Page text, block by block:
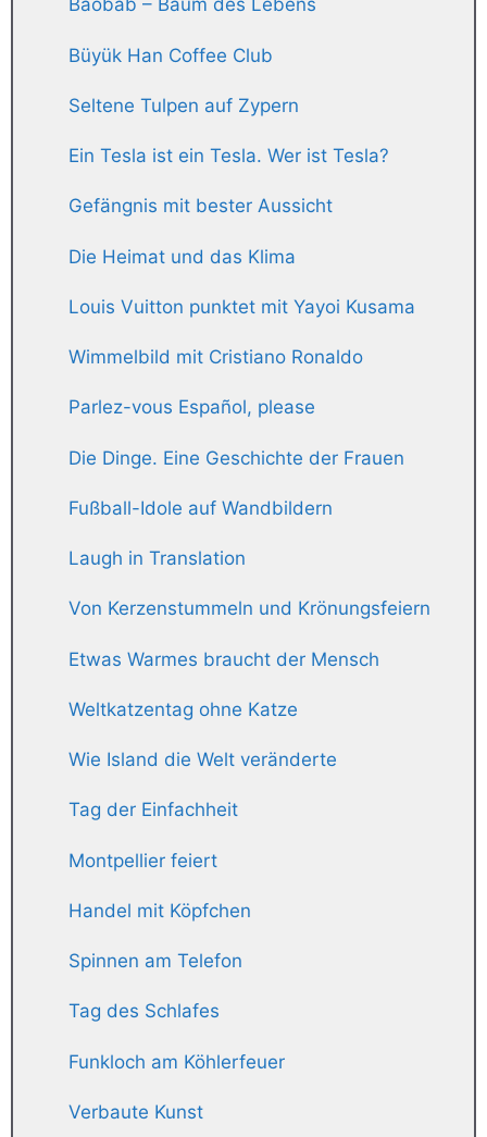
Baobab – Baum des Lebens
Büyük Han Coffee Club
Seltene Tulpen auf Zypern
Ein Tesla ist ein Tesla. Wer ist Tesla?
Gefängnis mit bester Aussicht
Die Heimat und das Klima
Louis Vuitton punktet mit Yayoi Kusama
Wimmelbild mit Cristiano Ronaldo
Parlez-vous Español, please
Die Dinge. Eine Geschichte der Frauen
Fußball-Idole auf Wandbildern
Laugh in Translation
Von Kerzenstummeln und Krönungsfeiern
Etwas Warmes braucht der Mensch
Weltkatzentag ohne Katze
Wie Island die Welt veränderte
Tag der Einfachheit
Montpellier feiert
Handel mit Köpfchen
Spinnen am Telefon
Tag des Schlafes
Funkloch am Köhlerfeuer
Verbaute Kunst